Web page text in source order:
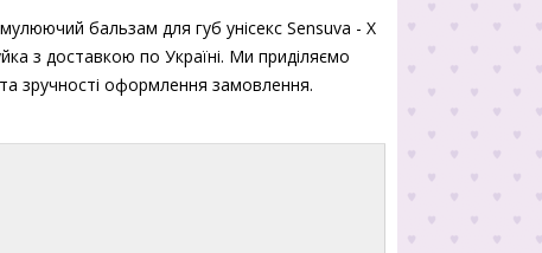
бальзам для губ унісекс Sensuva - X
з доставкою по Україні. Ми приділяємо
та зручності оформлення замовлення.